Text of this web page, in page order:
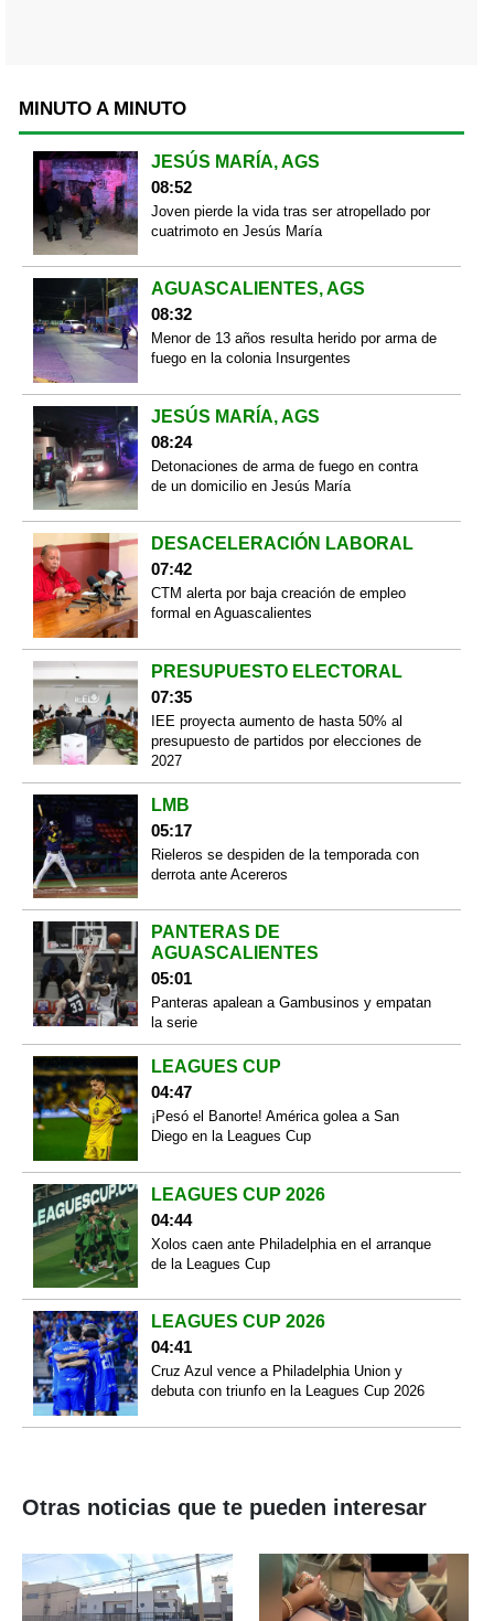
MINUTO A MINUTO
JESÚS MARÍA, AGS
08:52
Joven pierde la vida tras ser atropellado por
cuatrimoto en Jesús María
AGUASCALIENTES, AGS
08:32
Menor de 13 años resulta herido por arma de
fuego en la colonia Insurgentes
JESÚS MARÍA, AGS
08:24
Detonaciones de arma de fuego en contra
de un domicilio en Jesús María
DESACELERACIÓN LABORAL
07:42
CTM alerta por baja creación de empleo
formal en Aguascalientes
PRESUPUESTO ELECTORAL
07:35
IEE proyecta aumento de hasta 50% al
presupuesto de partidos por elecciones de
2027
LMB
05:17
Rieleros se despiden de la temporada con
derrota ante Acereros
PANTERAS DE
AGUASCALIENTES
05:01
Panteras apalean a Gambusinos y empatan
la serie
LEAGUES CUP
04:47
¡Pesó el Banorte! América golea a San
Diego en la Leagues Cup
LEAGUES CUP 2026
04:44
Xolos caen ante Philadelphia en el arranque
de la Leagues Cup
LEAGUES CUP 2026
04:41
Cruz Azul vence a Philadelphia Union y
debuta con triunfo en la Leagues Cup 2026
Otras noticias que te pueden interesar